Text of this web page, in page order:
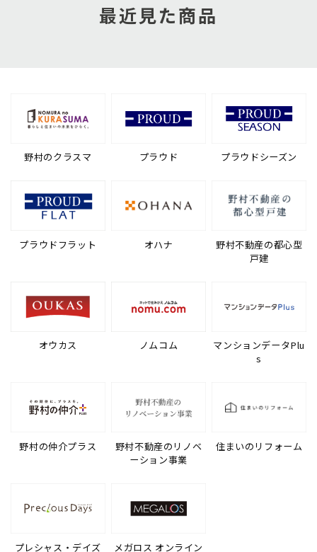
最近見た商品
野村のクラスマ プラウド プラウドシーズン
プラウドフラット オハナ
野村不動産の都心型
戸建
オウカス ノムコム
マンションデータPlu
s
野村の仲介プラス
野村不動産のリノベ
ーション事業
住まいのリフォーム
プレシャス・デイズ
メガロス オンライン